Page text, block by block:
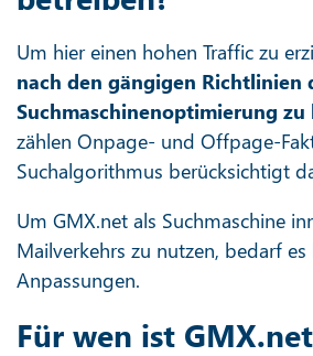
Um hier einen hohen Traffic zu
nach den gängigen Richtlinien
Suchmaschinenoptimierung zu
zählen Onpage- und Offpage-
Suchalgorithmus berücksichtigt
Um GMX.net als Suchmaschine
Mailverkehrs zu nutzen, bedarf es
Anpassungen.
Für wen ist